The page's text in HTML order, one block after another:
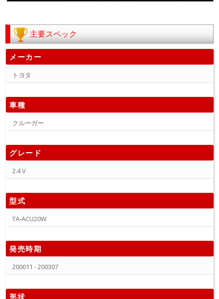
主要スペック
メーカー
トヨタ
車種
クルーガー
グレード
2.4 V
型式
TA-ACU20W
発売時期
200011 - 200307
形状